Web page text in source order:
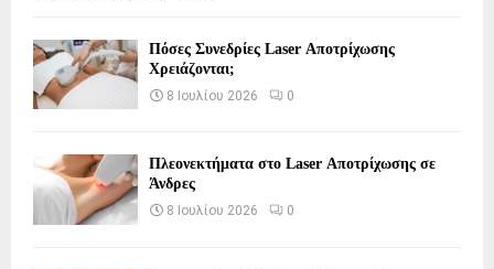
Πόσες Συνεδρίες Laser Αποτρίχωσης
Χρειάζονται;
8 Ιουλίου 2026 0
Πλεονεκτήματα στο Laser Αποτρίχωσης σε
Άνδρες
8 Ιουλίου 2026 0